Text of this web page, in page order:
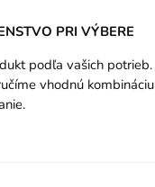
PRI VÝBERE
podľa vašich potrieb.
vhodnú kombináciu